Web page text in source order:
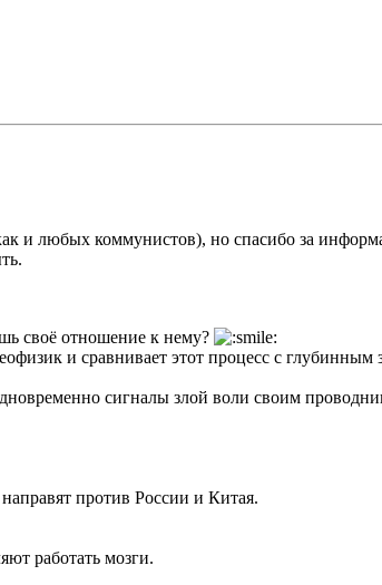
и любых коммунистов), но спасибо за
своё отношение к нему?
и сравнивает этот процесс с глубинным
сигналы злой воли своим
против России и Китая.
работать мозги.